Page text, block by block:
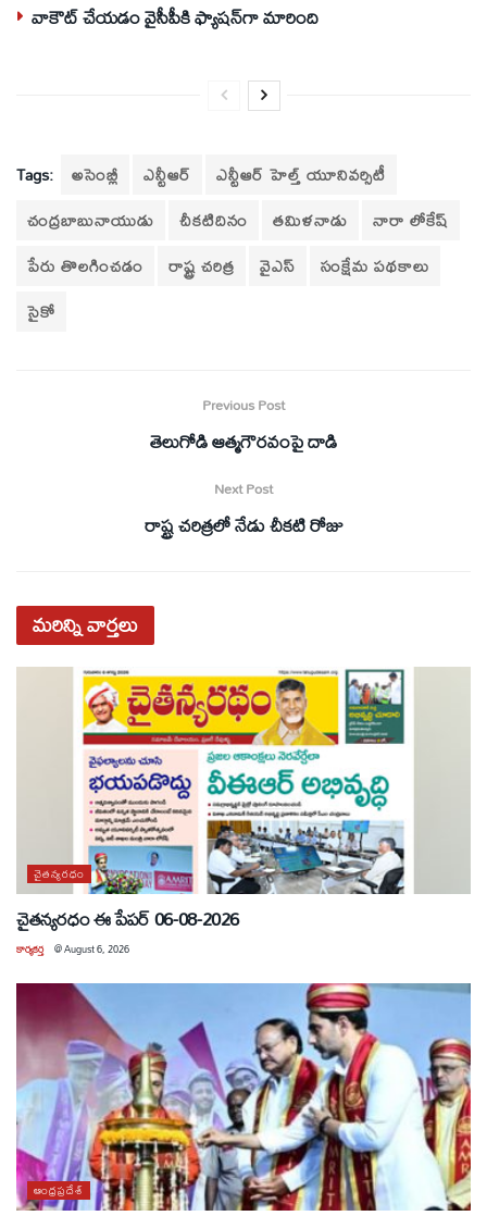
వాకౌట్ చేయడం వైసీపీకి ఫ్యాషన్‌గా మారింది
Tags: అసెంబ్లీ ఎన్టీఆర్
ఎన్టీఆర్‌ హెల్త్‌ యూనివర్సిటీ
చంద్రబాబునాయుడు
చీకటిదినం తమిళనాడు
నారా లోకేష్
పేరు తొలగించడం
రాష్ట్ర చరిత్ర వైఎస్‌
సంక్షేమ పథకాలు
సైకో
Previous Post
తెలుగోడి ఆత్మగౌరవంపై దాడి
Next Post
రాష్ట్ర చరిత్రలో నేడు చీకటి రోజు
మరిన్నివార్తలు
చైతన్యరధం
చైతన్యరధం ఈ పేపర్ 06-08-2026
కార్యకర్త @August 6, 2026
ఆంధ్రప్రదేశ్